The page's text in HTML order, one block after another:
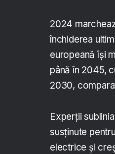
2024
închiderea
europeană își
până în 2045,
2030,
Experții
susținute
electrice și